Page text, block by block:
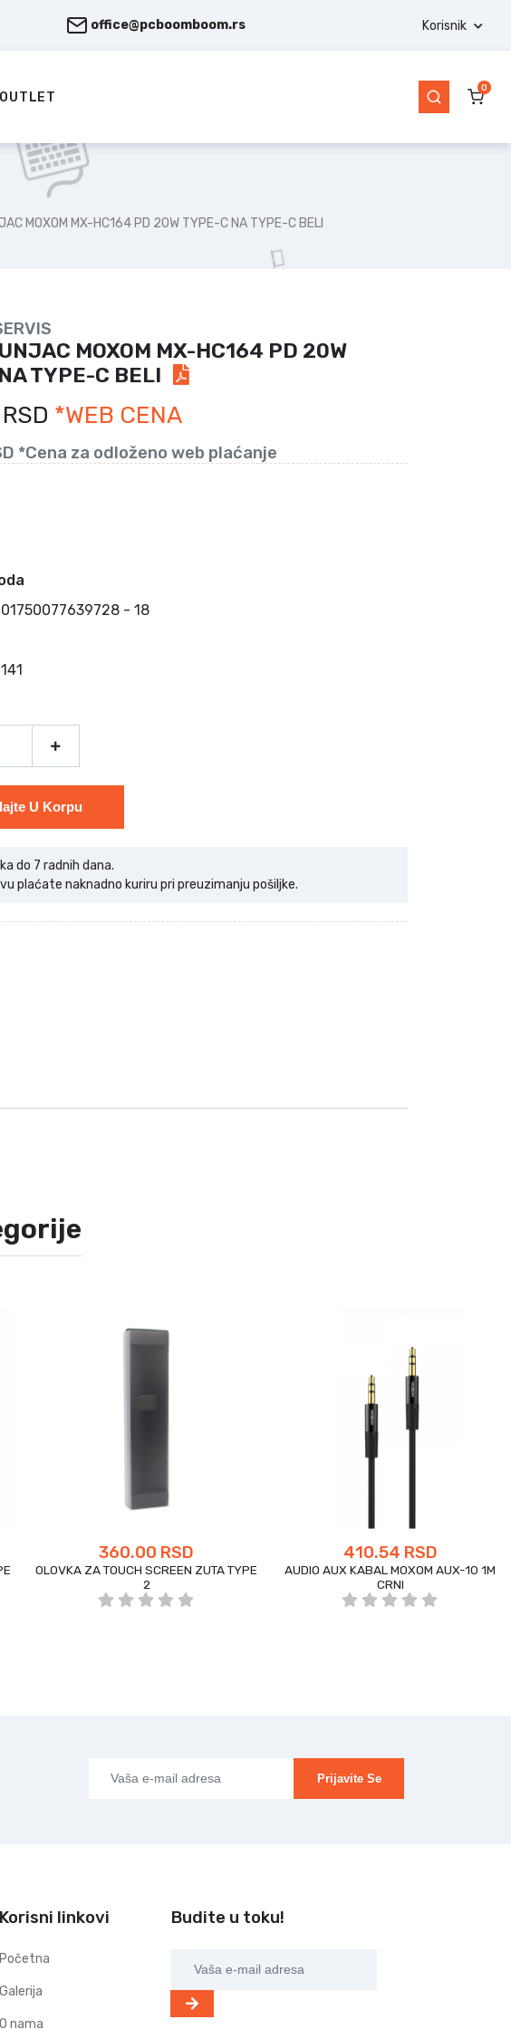
office@pcboomboom.rs Korisnik
OUTLET
0
MOXOM MX-HC164 PD 20W TYPE-C NA TYPE-C BELI
MOXOM MX-HC164 PD 20W
TYPE-C BELI
*WEB CENA
*Cena za odloženo web plaćanje
- 18
U Korpu
do 7 radnih dana.
plaćate naknadno kuriru pri preuzimanju pošiljke.
360.00 RSD
OLOVKA ZA TOUCH SCREEN ZUTA TYPE
2
410.54 RSD
AUDIO AUX KABAL MOXOM AUX-10 1M
CRNI
Prijavite Se
Korisni linkovi
Početna
Galerija
O nama
Budite u toku!